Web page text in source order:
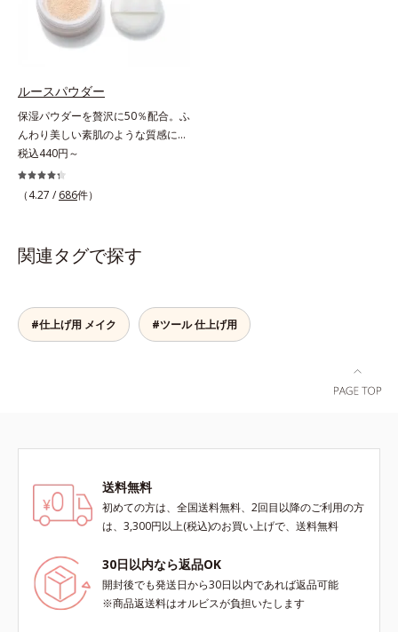
皮脂のバランスをコントロールし、
メイクがくずれにくい肌へ。“立て
直す”ことにこだわった設計で、メ
み、ポンポンするだけでキレイが復
活します。リキッド、クッション、
パウダー、どんなファンデーション
の上に重ねてもOK。携帯に便利な
コンパクトタイプです。
ルースパウダー
保湿パウダーを贅沢に50％配合。ふ
んわり美しい素肌のような質感にな
りながらもうるおいとツヤを叶える
フェイスパウダー。朝の仕上がりの
クオリティが全然違う！ まるで美
タイプのファンデーションを使って
も、仕上げがパサパサのお粉ではせ
をまとったグロウニュアンスパウダ
ーを新配合。リキッドのツヤ感を活
がら肌をしっとりと仕上げます。
税込440円～
（4.27 / 686件）
関連タグで探す
#仕上げ用 メイク #ツール 仕上げ用
送料無料
初めての方は、全国送料無料、2回目以降のご利用の方
は、3,300円以上(税込)のお買い上げで、送料無料
30日以内なら返品OK
開封後でも発送日から30日以内であれば返品可能
※商品返送料はオルビスが負担いたします